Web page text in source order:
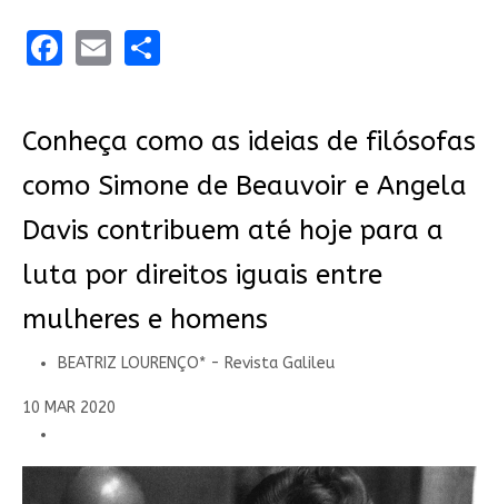
Facebook
EmailShare
Conheça como as ideias de filósofas
como Simone de Beauvoir e Angela
Davis contribuem até hoje para a
luta por direitos iguais entre
mulheres e homens
BEATRIZ LOURENÇO* - Revista Galileu
10 MAR 2020